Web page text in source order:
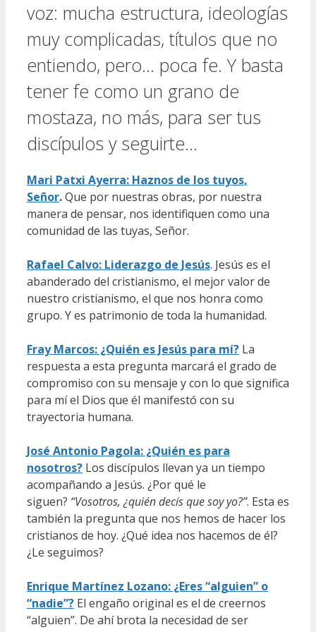
voz: mucha estructura, ideologías
muy complicadas, títulos que no
entiendo, pero… poca fe. Y basta
tener fe como un grano de
mostaza, no más, para ser tus
discípulos y seguirte…
Mari Patxi Ayerra: Haznos de los tuyos,
Señor.Que por nuestras obras, por nuestra
manera de pensar, nos identifiquen como una
comunidad de las tuyas, Señor.
Rafael Calvo: Liderazgo de Jesús. Jesús es el
abanderado del cristianismo, el mejor valor de
nuestro cristianismo, el que nos honra como
grupo. Y es patrimonio de toda la humanidad.
Fray Marcos: ¿Quién es Jesús para mí? La
respuesta a esta pregunta marcará el grado de
compromiso con su mensaje y con lo que significa
para mí el Dios que él manifestó con su
trayectoria humana.
José Antonio Pagola: ¿Quién es para
nosotros? Los discípulos llevan ya un tiempo
acompañando a Jesús. ¿Por qué le
siguen? “Vosotros, ¿quién decís que soy yo?”. Esta es
también la pregunta que nos hemos de hacer los
cristianos de hoy. ¿Qué idea nos hacemos de él?
¿Le seguimos?
Enrique Martínez Lozano: ¿Eres “alguien” o
“nadie”? El engaño original es el de creernos
“alguien”. De ahí brota la necesidad de ser